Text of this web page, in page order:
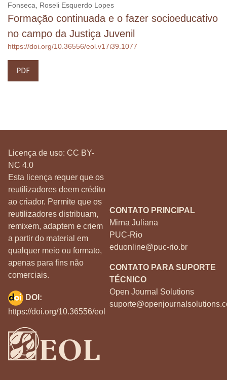
Fonseca, Roseli Esquerdo Lopes
Formação continuada e o fazer socioeducativo
no campo da Justiça Juvenil
https://doi.org/10.36556/eol.v17i39.1077
PDF
Licença de uso: CC BY-
NC 4.0
Esta licença requer que os
reutilizadores deem crédito
ao criador. Permite que os
reutilizadores distribuam,
remixem, adaptem e criem
a partir do material em
qualquer meio ou formato,
apenas para fins não
comerciais.
CONTATO PRINCIPAL
Mirna Juliana
PUC-Rio
eduonline@puc-rio.br
CONTATO PARA SUPORTE
TÉCNICO
Open Journal Solutions
DOI:
https://doi.org/10.36556/eol